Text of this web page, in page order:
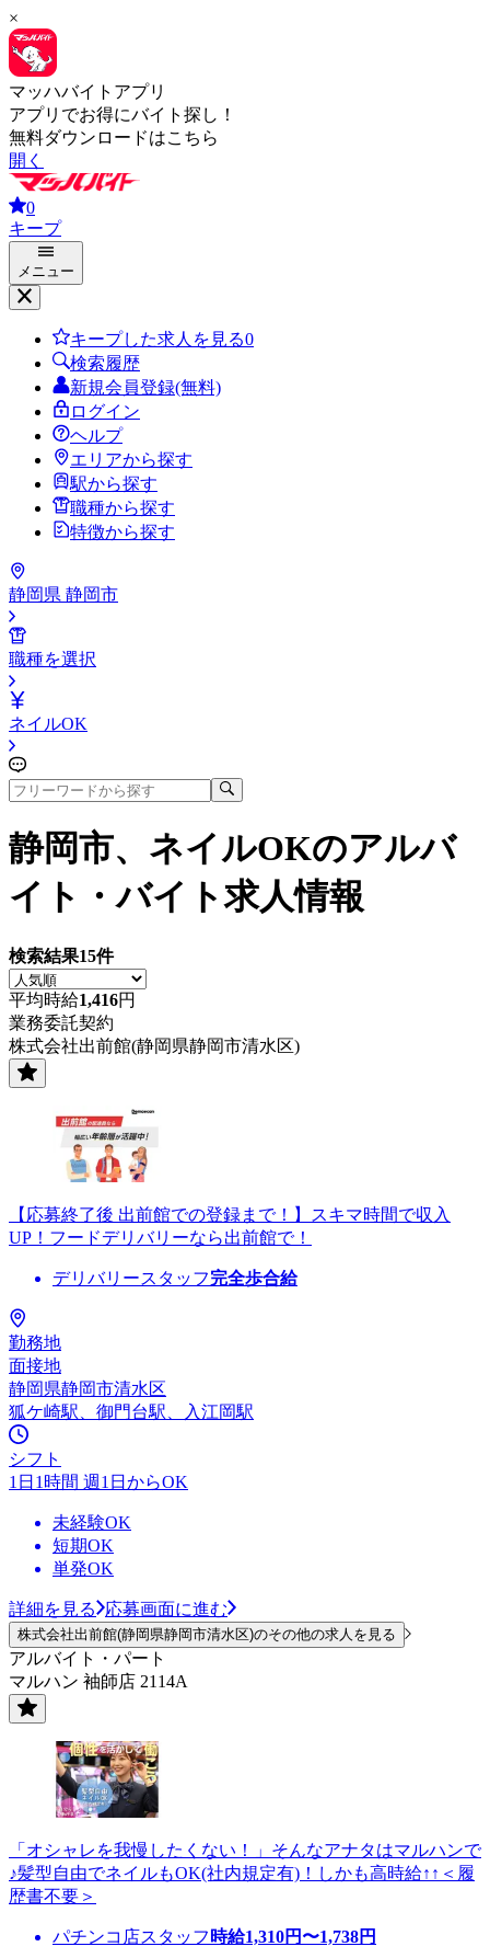
×
マッハバイトアプリ
アプリでお得にバイト探し！
無料ダウンロードはこちら
開く
0
キープ
メニュー
キープした求人を見る0
検索履歴
新規会員登録(無料)
ログイン
ヘルプ
エリアから探す
駅から探す
職種から探す
特徴から探す
静岡県 静岡市
職種を選択
ネイルOK
静岡市、ネイルOKのアルバ
イト・バイト求人情報
検索結果15件
平均時給1,416円
業務委託契約
株式会社出前館(静岡県静岡市清水区)
【応募終了後 出前館での登録まで！】スキマ時間で収入
UP！フードデリバリーなら出前館で！
デリバリースタッフ完全歩合給
勤務地
面接地
静岡県静岡市清水区
狐ケ崎駅、御門台駅、入江岡駅
シフト
1日1時間 週1日からOK
未経験OK
短期OK
単発OK
詳細を見る 応募画面に進む
株式会社出前館(静岡県静岡市清水区)のその他の求人を見る
アルバイト・パート
マルハン 袖師店 2114A
「オシャレを我慢したくない！」そんなアナタはマルハンで
♪髪型自由でネイルもOK(社内規定有)！しかも高時給↑↑＜履
歴書不要＞
パチンコ店スタッフ 時給1,310円〜1,738円